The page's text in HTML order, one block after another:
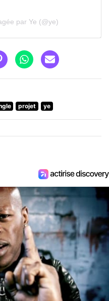
par Ye (@ye)
projet ye